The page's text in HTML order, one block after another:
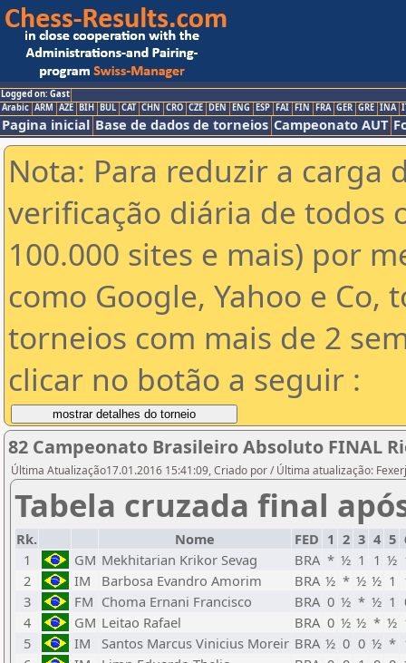
Logged on: Gast
Arabic ARM AZE BIH BUL CAT CHN CRO CZE DEN ENG ESP FAI FIN FRA GER GRE INA
Pagina inicial Base de dados de torneios Campeonato AUT
Nota: Para reduzir a carga
verificação diária de todos
100.000 sites e mais) por
como Google, Yahoo e Co,
torneios com mais de 2
clicar no botão a seguir :
82 Campeonato Brasileiro Absoluto FINAL
Última Atualização17.01.2016 15:41:09, Criado por / Última atualização: Fexerj
Tabela cruzada final
Rk. Nome FED 1 2 3 4 5
1
GM Mekhitarian Krikor Sevag BRA * ½ 1 1 ½
2
IM Barbosa Evandro Amorim BRA ½ * ½ ½ 1
3
FM Choma Ernani Francisco BRA 0 ½ * ½ 1
4
GM Leitao Rafael BRA 0 ½ ½ * ½
5
IM Santos Marcus Vinicius Moreir BRA ½ 0 0 ½ *